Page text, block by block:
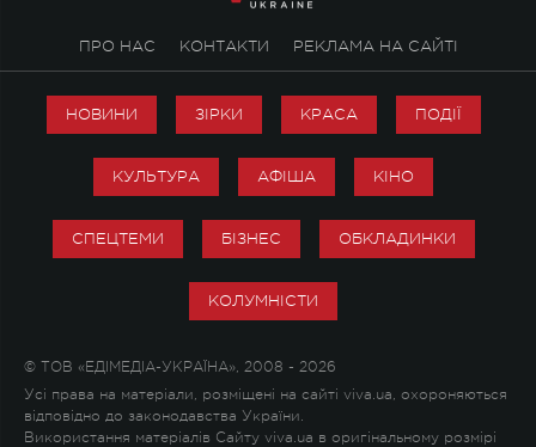
ПРО НАС КОНТАКТИ РЕКЛАМА НА САЙТІ
НОВИНИ ЗІРКИ КРАСА ПОДІЇ
КУЛЬТУРА АФІША КІНО
СПЕЦТЕМИ БІЗНЕС ОБКЛАДИНКИ
КОЛУМНІСТИ
© ТОВ «ЕДІМЕДІА-УКРАЇНА», 2008 - 2026
Усі права на матеріали, розміщені на сайті viva.ua, охороняються
відповідно до законодавства України.
Використання матеріалів Сайту viva.ua в оригінальному розмірі